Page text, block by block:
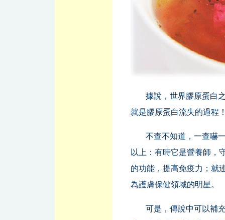
據說，世界膠原蛋白
就是膠原蛋白流失的過程
不查不知道，一查嚇
以上：有時它是營養師，
的功能，提高免疫力；就
為護膚保健領域的明星。
可是，傳說中可以補